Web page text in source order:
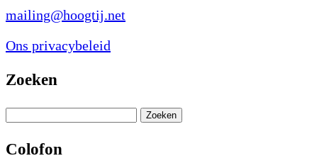
mailing@hoogtij.net
Ons privacybeleid
Zoeken
Zoeken
Colofon